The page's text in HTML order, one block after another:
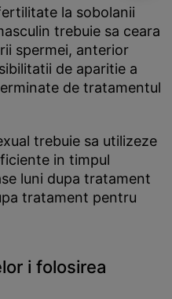
la sobolanii
trebuie sa ceara
spermei, anterior
de aparitie a
de tratamentul
trebuie sa utilizeze
in timpul
luni dupa tratament
tratament pentru
i folosirea